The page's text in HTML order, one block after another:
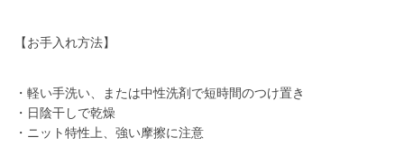
【お手入れ方法】
・軽い手洗い、または中性洗剤で短時間のつけ置き
・日陰干しで乾燥
・ニット特性上、強い摩擦に注意